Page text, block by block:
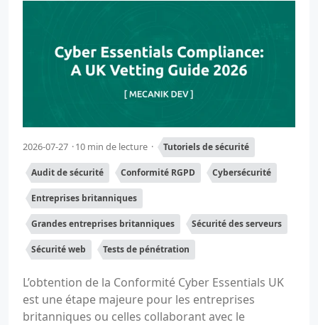
2026-07-27 10 min de lecture Tutoriels de sécurité
Audit de sécurité Conformité RGPD Cybersécurité
Entreprises britanniques
Grandes entreprises britanniques Sécurité des serveurs
Sécurité web Tests de pénétration
L’obtention de la Conformité Cyber Essentials UK
est une étape majeure pour les entreprises
britanniques ou celles collaborant avec le